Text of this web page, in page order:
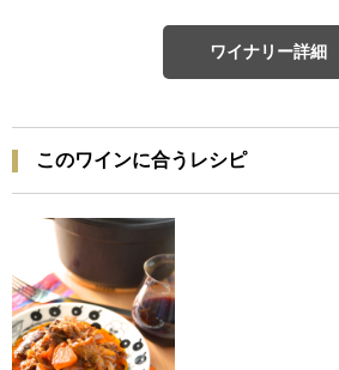
ワイナリー詳細
このワインに合うレシピ